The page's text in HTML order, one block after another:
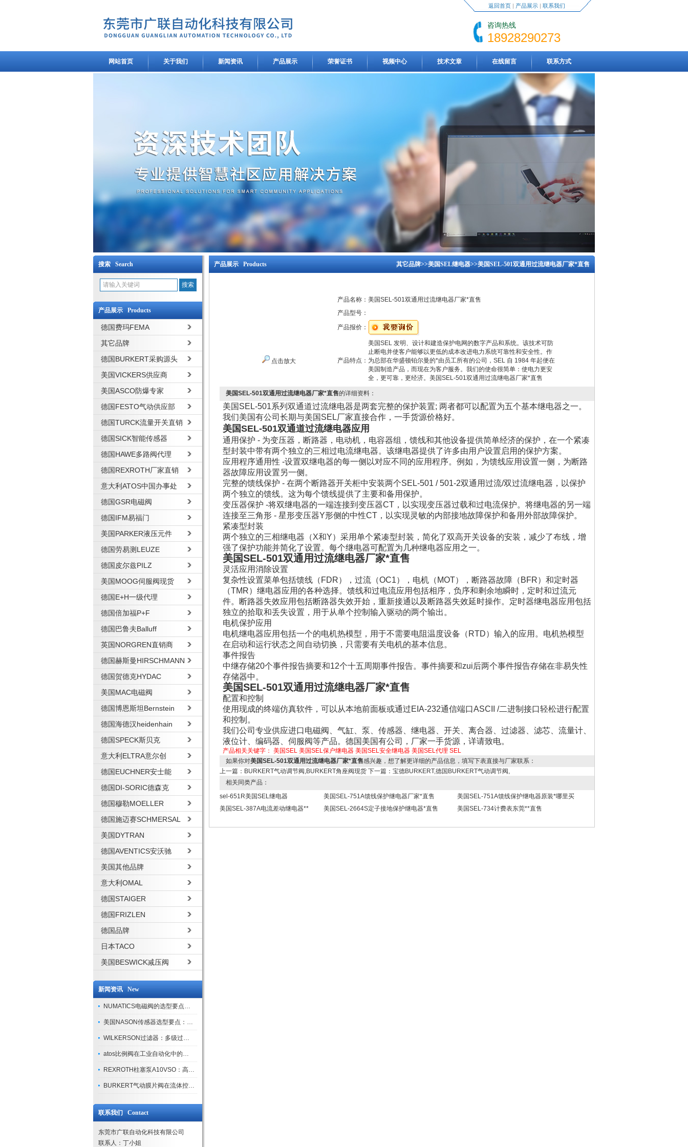
返回首页| 产品展示| 联系我们
咨询热线
18928290273
网站首页 关于我们 新闻资讯 产品展示 荣誉证书 视频中心 技术文章 在线留言 联系方式
搜索 Search
产品展示 Products
德国费玛FEMA
其它品牌
德国BURKERT采购源头
美国VICKERS供应商
美国ASCO防爆专家
德国FESTO气动供应部
德国TURCK流量开关直销
德国SICK智能传感器
德国HAWE多路阀代理
德国REXROTH厂家直销
意大利ATOS中国办事处
德国GSR电磁阀
德国IFM易福门
美国PARKER液压元件
德国劳易测LEUZE
德国皮尔兹PILZ
美国MOOG伺服阀现货
德国E+H一级代理
德国倍加福P+F
德国巴鲁夫Balluff
英国NORGREN直销商
德国赫斯曼HIRSCHMANN
德国贺德克HYDAC
美国MAC电磁阀
德国博恩斯坦Bernstein
德国海德汉heidenhain
德国SPECK斯贝克
意大利ELTRA意尔创
德国EUCHNER安士能
德国DI-SORIC德森克
德国穆勒MOELLER
德国施迈赛SCHMERSAL
美国DYTRAN
德国AVENTICS安沃驰
美国其他品牌
意大利OMAL
德国STAIGER
德国FRIZLEN
德国品牌
日本TACO
美国BESWICK减压阀
新闻资讯 New
NUMATICS电磁阀的选型要点与使用注意事项
美国NASON传感器选型要点：精度、量程与接口适配指南
WILKERSON过滤器：多级过滤技术，适配多行业净化需求
atos比例阀在工业自动化中的关键应用
REXROTH柱塞泵A10VSO：高效液压系统的核心组件
BURKERT气动膜片阀在流体控制中的应用
联系我们 Contact
东莞市广联自动化科技有限公司
联系人：丁小姐
产品展示 Products 其它品牌>>美国SEL继电器>>美国SEL-501双通用过流继电器厂家*直售
点击放大
产品名称： 美国SEL-501双通用过流继电器厂家*直售
产品型号：
产品报价：
产品特点：
美国SEL 发明、设计和建造保护电网的数字产品和系统。该技术可防
止断电并使客户能够以更低的成本改进电力系统可靠性和安全性。作
为总部在华盛顿铂尔曼的*由员工所有的公司，SEL 自 1984 年起便在
美国制造产品，而现在为客户服务。我们的使命很简单：使电力更安
全，更可靠，更经济。美国SEL-501双通用过流继电器厂家*直售
美国SEL-501双通用过流继电器厂家*直售的详细资料：
美国SEL-501系列双通道过流继电器是两套完整的保护装置; 两者都可以配置为五个基本继电器之一。
我们美国有公司长期与美国SEL厂家直接合作，一手货源价格好。
美国SEL-501双通道过流继电器应用
通用保护 - 为变压器，断路器，电动机，电容器组，馈线和其他设备提供简单经济的保护，在一个紧凑
型封装中带有两个独立的三相过电流继电器。该继电器提供了许多由用户设置启用的保护方案。
应用程序通用性 -设置双继电器的每一侧以对应不同的应用程序。例如，为馈线应用设置一侧，为断路
器故障应用设置另一侧。
完整的馈线保护 - 在两个断路器开关柜中安装两个SEL-501 / 501-2双通用过流/双过流继电器，以保护
两个独立的馈线。这为每个馈线提供了主要和备用保护。
变压器保护 -将双继电器的一端连接到变压器CT，以实现变压器过载和过电流保护。将继电器的另一端
连接至三角形 - 星形变压器Y形侧的中性CT，以实现灵敏的内部接地故障保护和备用外部故障保护。
紧凑型封装
两个独立的三相继电器（X和Y）采用单个紧凑型封装，简化了双高开关设备的安装，减少了布线，增
强了保护功能并简化了设置。每个继电器可配置为几种继电器应用之一。
美国SEL-501双通用过流继电器厂家*直售
灵活应用消除设置
复杂性设置菜单包括馈线（FDR），过流（OC1），电机（MOT），断路器故障（BFR）和定时器
（TMR）继电器应用的各种选择。馈线和过电流应用包括相序，负序和剩余地瞬时，定时和过流元
件。断路器失效应用包括断路器失效开始，重新接通以及断路器失效延时操作。定时器继电器应用包括
独立的拾取和丢失设置，用于从单个控制输入驱动的两个输出。
电机保护应用
电机继电器应用包括一个的电机热模型，用于不需要电阻温度设备（RTD）输入的应用。电机热模型
在启动和运行状态之间自动切换，只需要有关电机的基本信息。
事件报告
中继存储20个事件报告摘要和12个十五周期事件报告。事件摘要和zui后两个事件报告存储在非易失性
存储器中。
美国SEL-501双通用过流继电器厂家*直售
配置和控制
使用现成的终端仿真软件，可以从本地前面板或通过EIA-232通信端口ASCII /二进制接口轻松进行配置
和控制。
我们公司专业供应进口电磁阀、气缸、泵、传感器、继电器、开关、离合器、过滤器、滤芯、流量计、
液位计、编码器、伺服阀等产品。德国美国有公司，厂家一手货源，详请致电。
产品相关关键字： 美国SEL 美国SEL保户继电器 美国SEL安全继电器 美国SEL代理 SEL
如果你对美国SEL-501双通用过流继电器厂家*直售感兴趣，想了解更详细的产品信息，填写下表直接与厂家联系：
上一篇： BURKERT气动调节阀,BURKERT角座阀现货 下一篇： 宝德BURKERT,德国BURKERT气动调节阀,
相关同类产品：
sel-651R美国SEL继电器
美国SEL-751A馈线保护继电器厂家*直售
美国SEL-751A馈线保护继电器原装*哪里买
美国SEL-387A电流差动继电器**
美国SEL-2664S定子接地保护继电器*直售 美国SEL-734计费表东莞**直售